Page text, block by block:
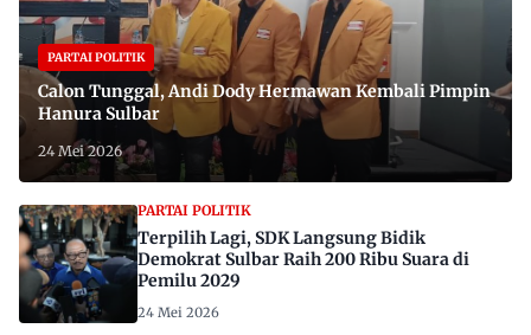
PARTAI POLITIK
Calon Tunggal, Andi Dody Hermawan Kembali Pimpin
Hanura Sulbar
24 Mei 2026
PARTAI POLITIK
Terpilih Lagi, SDK Langsung Bidik
Demokrat Sulbar Raih 200 Ribu Suara di
Pemilu 2029
24 Mei 2026